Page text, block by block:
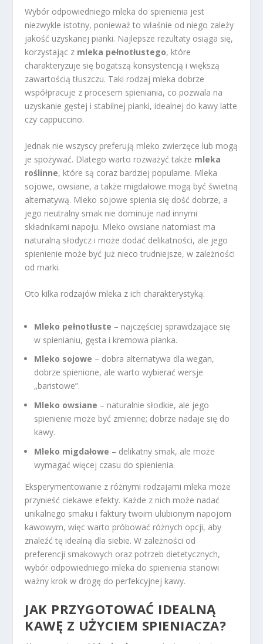
Wybór odpowiedniego mleka do spienienia jest
niezwykle istotny, ponieważ to właśnie od niego zależy
jakość uzyskanej pianki. Najlepsze rezultaty osiąga się,
korzystając z mleka pełnotłustego, które
charakteryzuje się bogatszą konsystencją i większą
zawartością tłuszczu. Taki rodzaj mleka dobrze
współpracuje z procesem spieniania, co pozwala na
uzyskanie gęstej i stabilnej pianki, idealnej do kawy latte
czy cappuccino.
Jednak nie wszyscy preferują mleko zwierzęce lub mogą
je spożywać. Dlatego warto rozważyć także mleka
roślinne, które są coraz bardziej popularne. Mleka
sojowe, owsiane, a także migdałowe mogą być świetną
alternatywą. Mleko sojowe spienia się dość dobrze, a
jego neutralny smak nie dominuje nad innymi
składnikami napoju. Mleko owsiane natomiast ma
naturalną słodycz i może dodać delikatności, ale jego
spienienie może być już nieco trudniejsze, w zależności
od marki.
Oto kilka rodzajów mleka z ich charakterystyką:
Mleko pełnotłuste – najczęściej sprawdzające się
w spienianiu, gęsta i kremowa pianka.
Mleko sojowe – dobra alternatywa dla wegan,
dobrze spienione, ale warto wybierać wersje
„baristowe”.
Mleko owsiane – naturalnie słodkie, ale jego
spienienie może być zmienne; dobrze nadaje się do
kawy.
Mleko migdałowe – delikatny smak, ale może
wymagać więcej czasu do spienienia.
Eksperymentowanie z różnymi rodzajami mleka może
przynieść ciekawe efekty. Każde z nich może nadać
unikalnego smaku i faktury twoim ulubionym napojom
kawowym, więc warto próbować różnych opcji, aby
znaleźć tę idealną dla siebie. W zależności od
preferencji smakowych oraz potrzeb dietetycznych,
wybór odpowiedniego mleka do spienienia stanowi
ważny krok w drogę do perfekcyjnej kawy.
JAK PRZYGOTOWAĆ IDEALNĄ
KAWĘ Z UŻYCIEM SPIENIACZA?